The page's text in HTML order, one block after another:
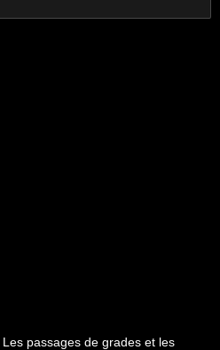
Les passages de grades et les